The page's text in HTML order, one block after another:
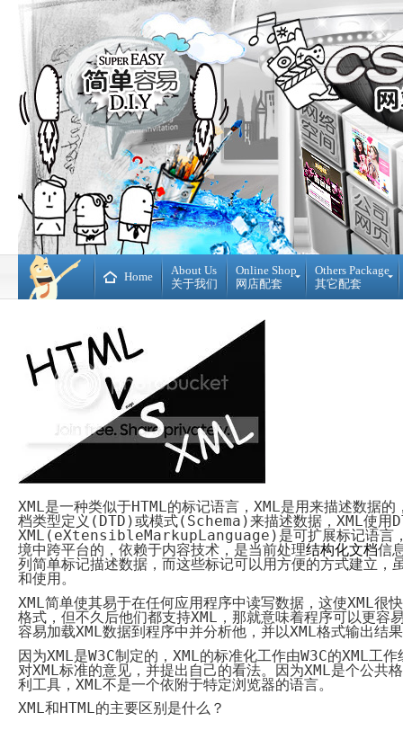
Home
About Us
关于我们
Online Shop
网店配套
Made
Made
级
Web
其
他
智
能
FBSTORE
订
爆
单
系
Others Package
其它配套
投
资
系
统
Cash
现
金
网
系
统
Penny
XML是一种类似于HTML的标记语言， XML是用来描述数据的
档类型定义 (DTD)或模式(Schema)来描述数据， XML使用
XML ( eXtensibleMarkupLanguage ) 是可扩展标记语言
境中跨平台的，依赖于内容技术，是当前处理结构化文档信
列简单标记描述数据，而这些标记可以用方便的方式建立，
和使用。
XML简单使其易于在任何应用程序中读写数据，这使XML很
格式，但不久后他们都支持XML ，那就意味着程序可以更容
容易加载XML数据到程序中并分析他，并以XML格式输出结
因为XML是W3C制定的， XML的标准化工作由W3C的XML工作
对XML标准的意见，并提出自己的看法。因为XML是个公共
利工具， XML不是一个依附于特定浏览器的语言。
XML和HTML的主要区别是什么？